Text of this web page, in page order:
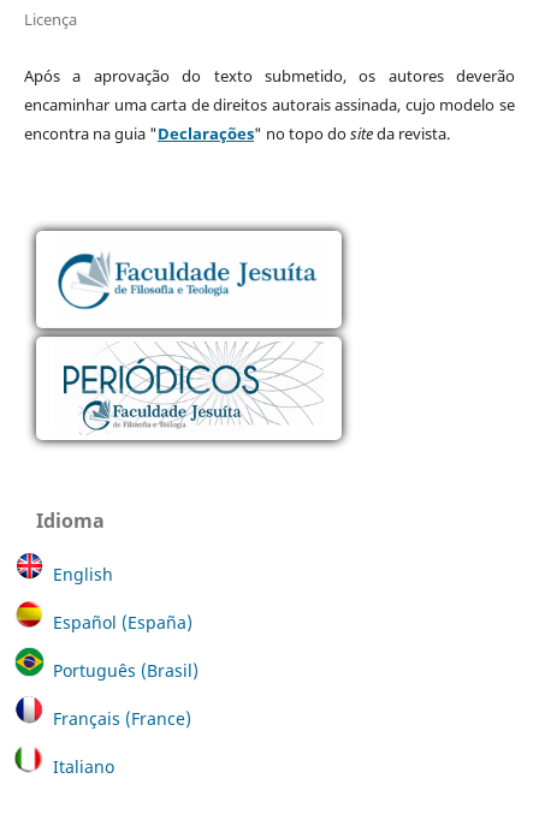
Licença
Após a aprovação do texto submetido, os autores deverão
encaminhar uma carta de direitos autorais assinada, cujo modelo se
encontra na guia "Declarações" no topo dositeda revista.
Idioma
English
Español (España)
Português (Brasil)
Français (France)
Italiano